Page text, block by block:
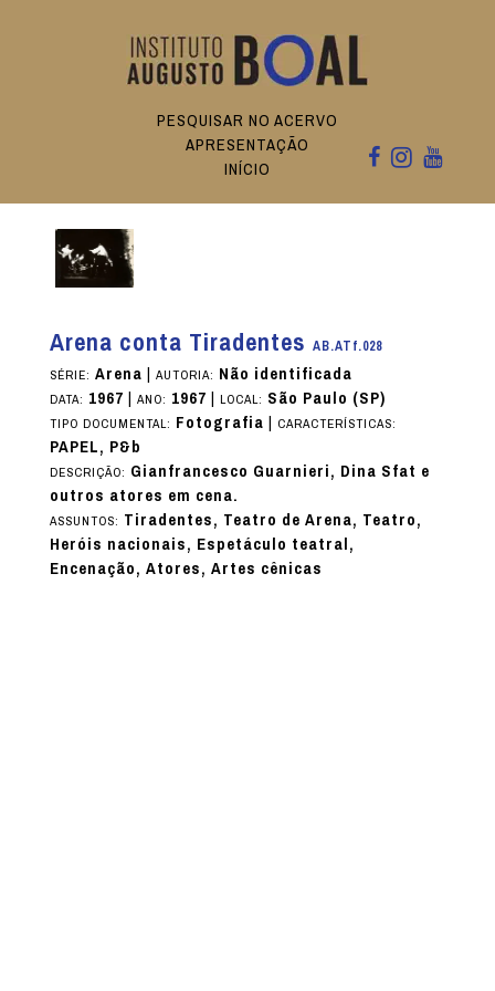
PESQUISAR NO ACERVO
APRESENTAÇÃO
INÍCIO
Arena conta Tiradentes AB.ATf.028
SÉRIE: Arena| AUTORIA: Não identificada
DATA: 1967| ANO: 1967| LOCAL: São Paulo (SP)
TIPO DOCUMENTAL: Fotografia| CARACTERÍSTICAS:
PAPEL, P&b
DESCRIÇÃO: Gianfrancesco Guarnieri, Dina Sfat e
outros atores em cena.
ASSUNTOS: Tiradentes, Teatro de Arena, Teatro,
Heróis nacionais, Espetáculo teatral,
Encenação, Atores, Artes cênicas